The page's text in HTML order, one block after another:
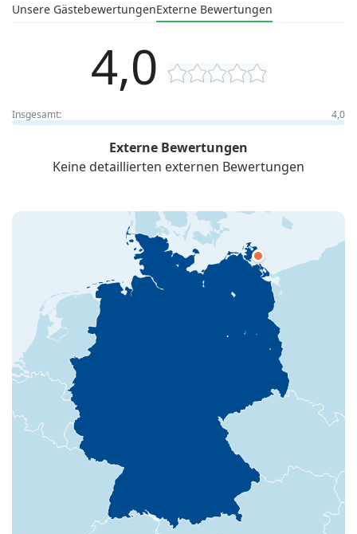
Unsere GästebewertungenExterne Bewertungen
4,0
Insgesamt: 4,0
Externe Bewertungen
Keine detaillierten externen Bewertungen